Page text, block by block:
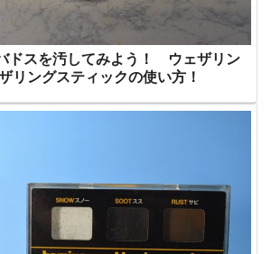
ドスを汚してみよう！ ウェザリン
リングスティックの使い方！